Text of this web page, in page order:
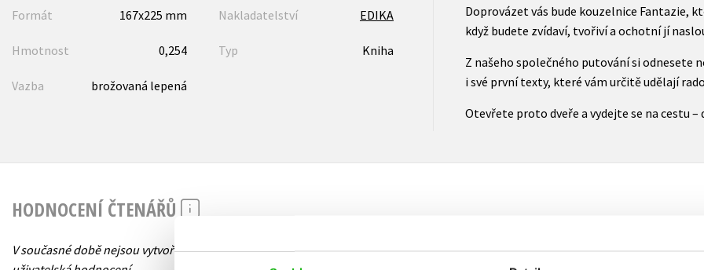
Formát 167x225 mm Nakladatelství EDIKA
Hmotnost 0,254 Typ Kniha
Vazba brožovaná lepená
Doprovázet vás bude kouzelnice Fantazie,
když budete zvídaví, tvořiví a ochotní jí
Z našeho společného putování si odnesete
i své první texty, které vám určitě udělají
Otevřete proto dveře a vydejte se na cestu
HODNOCENÍ ČTENÁŘŮ
V současné době nejsou vytvořena žádná